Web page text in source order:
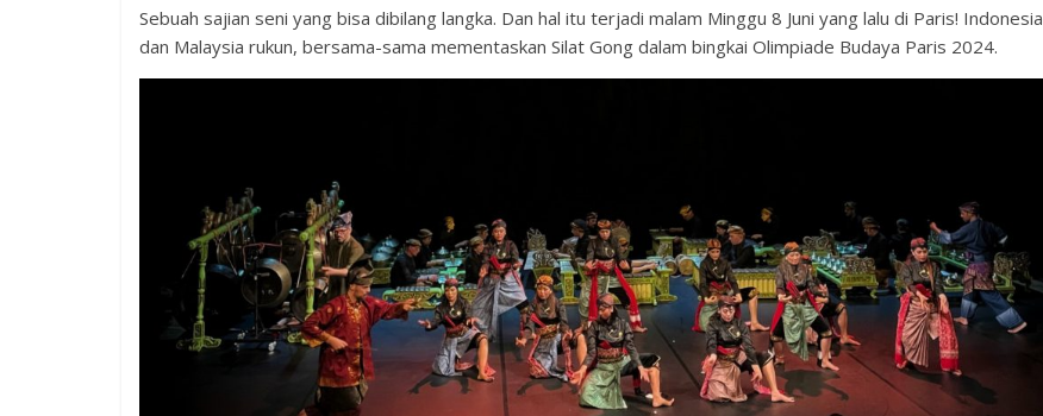
Sebuah sajian seni yang bisa dibilang langka. Dan hal itu terjadi malam Minggu 8 Juni yang lalu di Paris! Indonesia
dan Malaysia rukun, bersama-sama mementaskan Silat Gong dalam bingkai Olimpiade Budaya Paris 2024.